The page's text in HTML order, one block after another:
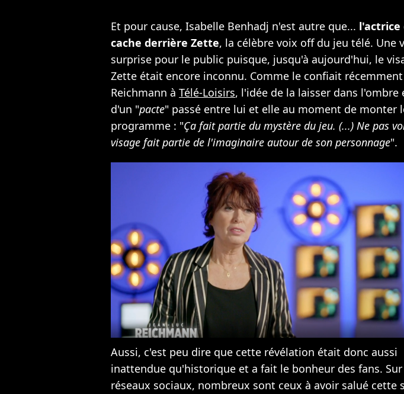
Et pour cause, Isabelle Benhadj n'est autre que... l'actrice
cache derrière Zette, la célèbre voix off du jeu télé. Une
surprise pour le public puisque, jusqu'à aujourd'hui, le
Zette était encore inconnu. Comme le confiait récemment
Reichmann à Télé-Loisirs, l'idée de la laisser dans l'ombre
d'un "pacte" passé entre lui et elle au moment de monter
programme : "Ça fait partie du mystère du jeu. (...) Ne pas
visage fait partie de l'imaginaire autour de son personnage".
Aussi, c'est peu dire que cette révélation était donc aussi
inattendue qu'historique et a fait le bonheur des fans. Sur
réseaux sociaux, nombreux sont ceux à avoir salué cette